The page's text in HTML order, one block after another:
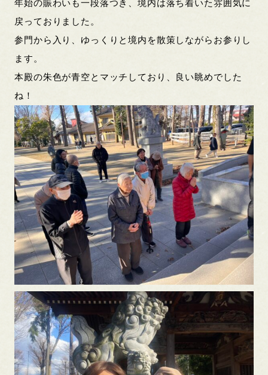
年始の賑わいも一段落つき、境内は落ち着いた雰囲気に
戻っておりました。
参門から入り、ゆっくりと境内を散策しながらお参りし
ます。
本殿の朱色が青空とマッチしており、良い眺めでした
ね！